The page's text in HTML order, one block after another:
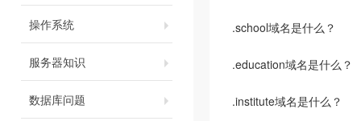
操作系统
服务器知识
数据库问题
.school域名是什么？
.education域名是什么？
.institute域名是什么？